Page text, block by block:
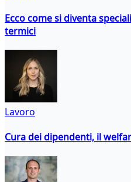
Ecco come si diventa
termici
Lavoro
Cura dei dipendenti, il